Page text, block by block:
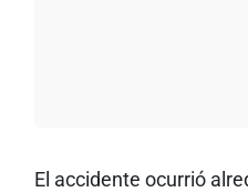
El accidente ocurrió